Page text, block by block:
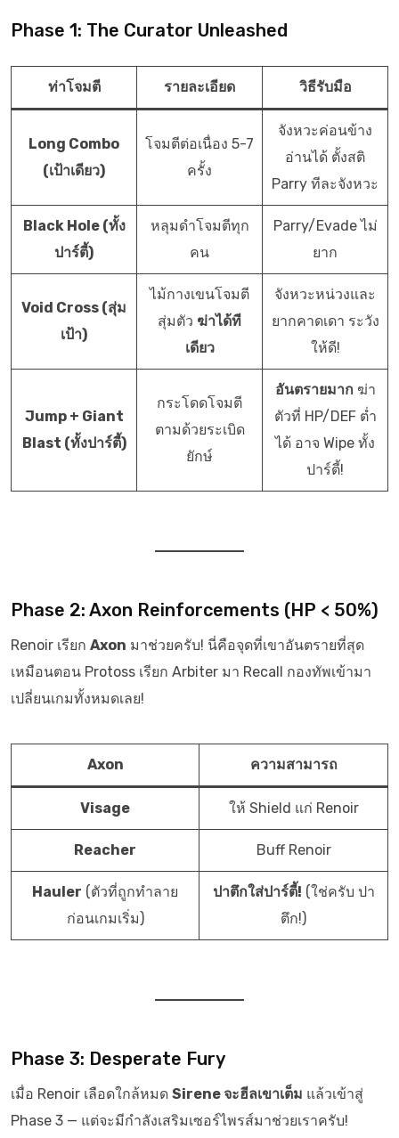
Phase 1: The Curator Unleashed
ท่าโจมตี รายละเอียด วิธีรับมือ
Long Combo
(เป้าเดียว)
โจมตีต่อเนื่อง 5-7
ครั้ง
จังหวะค่อนข้าง
อ่านได้ ตั้งสติ
Parry ทีละจังหวะ
Black Hole (ทั้ง
ปาร์ตี้)
หลุมดำโจมตีทุก
คน
Parry/Evade ไม่
ยาก
Void Cross (สุ่ม
เป้า)
ไม้กางเขนโจมตี
สุ่มตัว ฆ่าได้ที
เดียว
จังหวะหน่วงและ
ยากคาดเดา ระวัง
ให้ดี!
Jump + Giant
Blast (ทั้งปาร์ตี้)
กระโดดโจมตี
ตามด้วยระเบิด
ยักษ์
อันตรายมาก ฆ่า
ตัวที่ HP/DEF ต่ำ
ได้ อาจ Wipe ทั้ง
ปาร์ตี้!
Phase 2: Axon Reinforcements (HP < 50%)
Renoir เรียก Axon มาช่วยครับ! นี่คือจุดที่เขาอันตรายที่สุด
เหมือนตอน Protoss เรียก Arbiter มา Recall กองทัพเข้ามา
เปลี่ยนเกมทั้งหมดเลย!
Axon ความสามารถ
Visage ให้ Shield แก่ Renoir
Reacher Buff Renoir
Hauler (ตัวที่ถูกทำลาย
ก่อนเกมเริ่ม)
ปาตึกใส่ปาร์ตี้! (ใช่ครับ ปา
ตึก!)
Phase 3: Desperate Fury
เมื่อ Renoir เลือดใกล้หมด Sirene จะฮีลเขาเต็ม แล้วเข้าสู่
Phase 3 — แต่จะมีกำลังเสริมเซอร์ไพรส์มาช่วยเราครับ!